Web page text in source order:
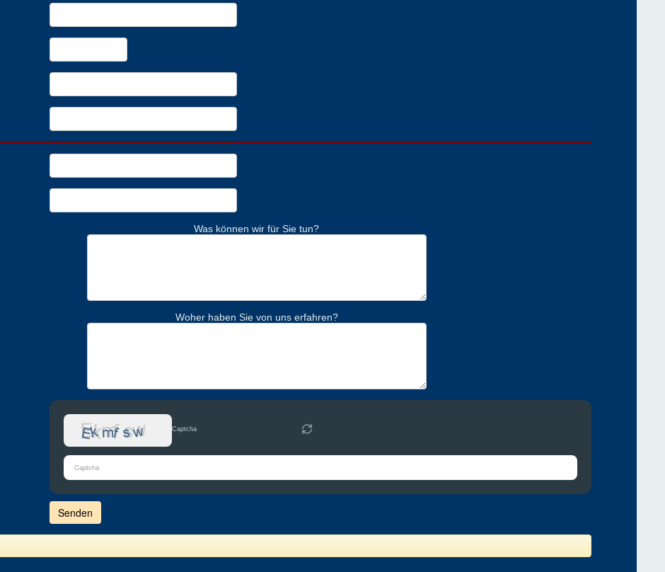
Was können wir für Sie tun?
Woher haben Sie von uns erfahren?
Captcha
gib
die
im
CAPTCHA
angezeigten